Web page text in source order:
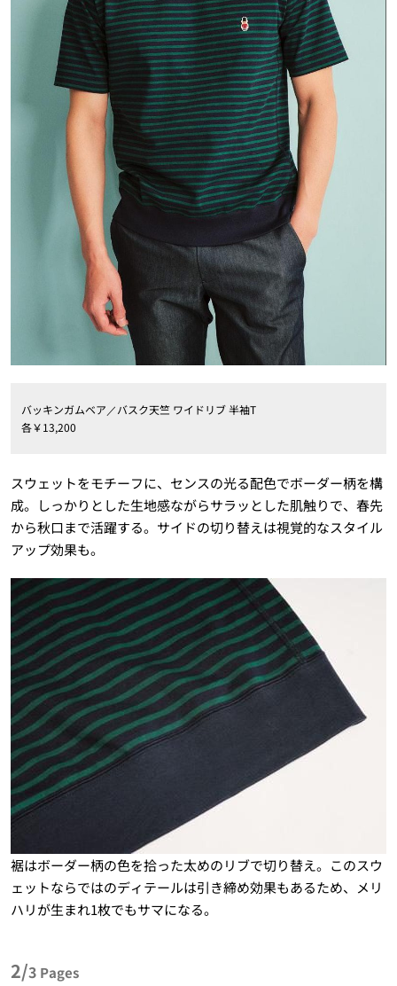
バッキンガムベア／バスク天竺 ワイドリブ 半袖T
各￥13,200
スウェットをモチーフに、センスの光る配色でボーダー柄を構
成。しっかりとした生地感ながらサラッとした肌触りで、春先
から秋口まで活躍する。サイドの切り替えは視覚的なスタイル
アップ効果も。
裾はボーダー柄の色を拾った太めのリブで切り替え。このスウ
ェットならではのディテールは引き締め効果もあるため、メリ
ハリが生まれ1枚でもサマになる。
2/3 Pages